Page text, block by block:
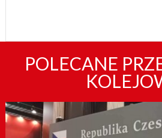
POLECANE